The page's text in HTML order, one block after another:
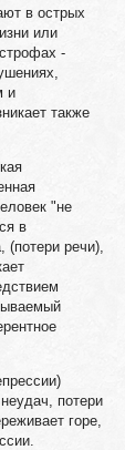
в острых
или
-
и
также
"не
в
(потери речи),
потери
горе,